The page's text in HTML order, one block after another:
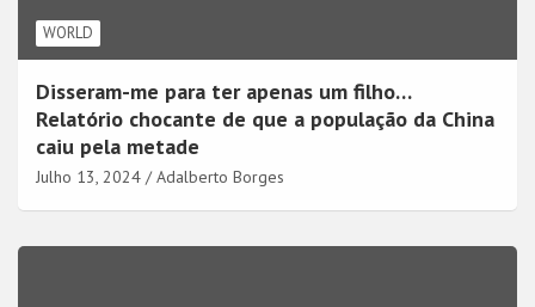
WORLD
Disseram-me para ter apenas um filho…
Relatório chocante de que a população da China
caiu pela metade
Julho 13, 2024 Adalberto Borges